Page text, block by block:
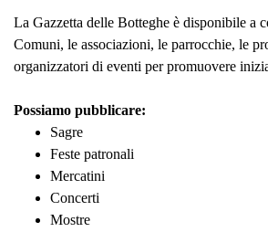
La Gazzetta delle Botteghe è disponibile a
Comuni, le associazioni, le parrocchie, le
organizzatori di eventi per promuovere
Possiamo pubblicare:
Sagre
Feste patronali
Mercatini
Concerti
Mostre